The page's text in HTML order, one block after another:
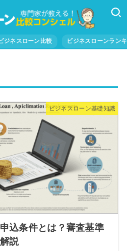
ビジネスローン比較 ビジネスローンラン
ビジネスローン基礎知識
込条件とは？審査基準
説